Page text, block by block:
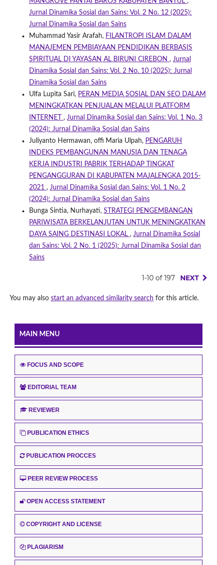
Jurnal Dinamika Sosial dan Sains: Vol. 2 No. 12 (2025):
Jurnal Dinamika Sosial dan Sains
Muhammad Yasir Arafah, FILANTROPI ISLAM DALAM
MANAJEMEN PEMBIAYAAN PENDIDIKAN BERBASIS
SPIRITUAL DI YAYASAN AL BIRUNI CIREBON , Jurnal
Dinamika Sosial dan Sains: Vol. 2 No. 10 (2025): Jurnal
Dinamika Sosial dan Sains
Ulfa Lupita Sari, PERAN MEDIA SOSIAL DAN SEO DALAM
MENINGKATKAN PENJUALAN MELALUI PLATFORM
INTERNET , Jurnal Dinamika Sosial dan Sains: Vol. 1 No. 3
(2024): Jurnal Dinamika Sosial dan Sains
Juliyanto Hermawan, offi Maria Ulpah, PENGARUH
INDEKS PEMBANGUNAN MANUSIA DAN TENAGA
KERJA INDUSTRI PABRIK TERHADAP TINGKAT
PENGANGGURAN DI KABUPATEN MAJALENGKA 2015-
2021 , Jurnal Dinamika Sosial dan Sains: Vol. 1 No. 2
(2024): Jurnal Dinamika Sosial dan Sains
Bunga Sintia, Nurhayati, STRATEGI PENGEMBANGAN
PARIWISATA BERKELANJUTAN UNTUK MENINGKATKAN
DAYA SAING DESTINASI LOKAL , Jurnal Dinamika Sosial
dan Sains: Vol. 2 No. 1 (2025): Jurnal Dinamika Sosial dan
Sains
1-10 of 197 NEXT
You may also start an advanced similarity search for this article.
MAIN MENU
FOCUS AND SCOPE
EDITORIAL TEAM
REVIEWER
PUBLICATION ETHICS
PUBLICATION PROCCES
PEER REVIEW PROCESS
OPEN ACCESS STATEMENT
COPYRIGHT AND LICENSE
PLAGIARISM